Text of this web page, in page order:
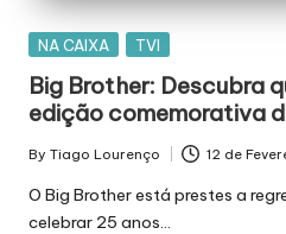
Posted
NA CAIXA TVI
Big Brother: Descubra
edição comemorativa
Posted
by
By Tiago Lourenço 12 de
O Big Brother está prestes a
celebrar 25 anos…